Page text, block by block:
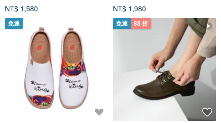
NT$ 1,580
NT$ 1,980
免運 免運 88 折